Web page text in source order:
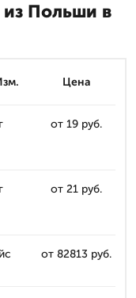
из Польши в
Цена
от 19 руб.
от 21 руб.
от 82813 руб.